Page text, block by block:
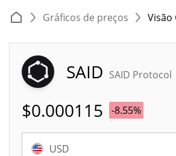
Gráficos de preços Visão
SAID SAID Protocol
$0.000115 -8.55%
USD